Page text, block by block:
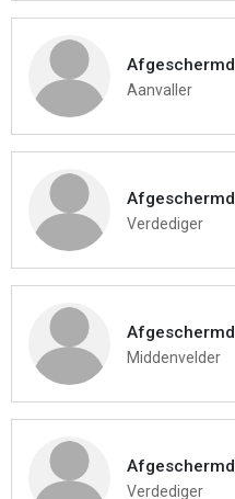
Afgeschermd
Aanvaller
Afgeschermd
Verdediger
Afgeschermd
Middenvelder
Afgeschermd
Verdediger